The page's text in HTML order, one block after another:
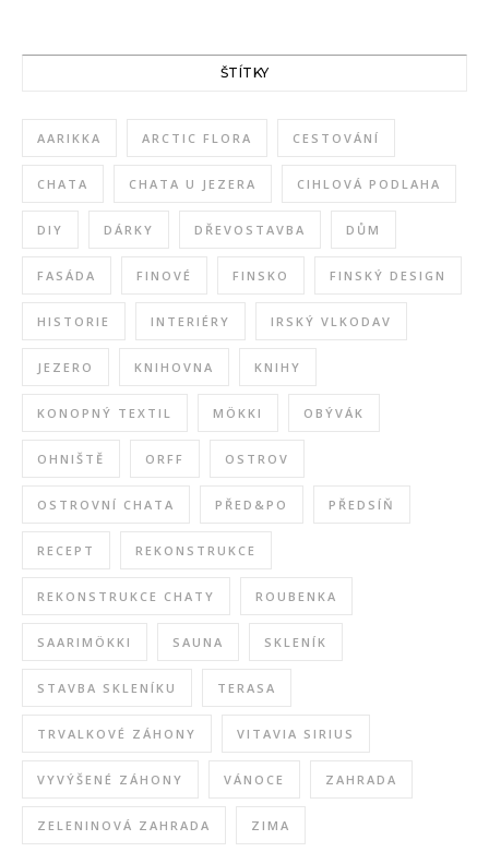
ŠTÍTKY
AARIKKA ARCTIC FLORA CESTOVÁNÍ
CHATA CHATA U JEZERA CIHLOVÁ PODLAHA
DIY DÁRKY DŘEVOSTAVBA DŮM
FASÁDA FINOVÉ FINSKO FINSKÝ DESIGN
HISTORIE INTERIÉRY IRSKÝ VLKODAV
JEZERO KNIHOVNA KNIHY
KONOPNÝ TEXTIL MÖKKI OBÝVÁK
OHNIŠTĚ ORFF OSTROV
OSTROVNÍ CHATA PŘED&PO PŘEDSÍŇ
RECEPT REKONSTRUKCE
REKONSTRUKCE CHATY ROUBENKA
SAARIMÖKKI SAUNA SKLENÍK
STAVBA SKLENÍKU TERASA
TRVALKOVÉ ZÁHONY VITAVIA SIRIUS
VYVÝŠENÉ ZÁHONY VÁNOCE ZAHRADA
ZELENINOVÁ ZAHRADA ZIMA